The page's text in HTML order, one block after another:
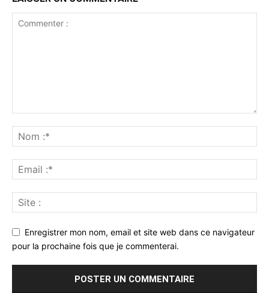
Enregistrer mon nom, email et site web dans ce navigateur
pour la prochaine fois que je commenterai.